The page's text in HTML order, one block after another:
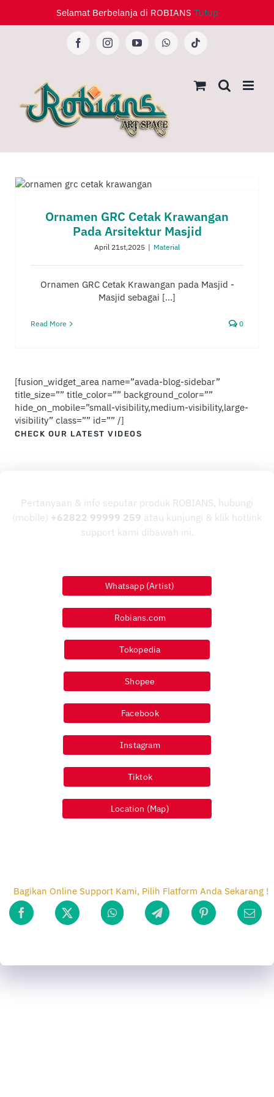
Selamat Berbelanja di ROBIANS Tutup
FacebookInstagramYouTubeWhatsAppTiktok
Ornamen GRC Cetak Krawangan
Pada Arsitektur Masjid
April 21st,2025 | Material
Ornamen GRC Cetak Krawangan pada Masjid -
Masjid sebagai [...]
Read More 0
[fusion_widget_area name=”avada-blog-sidebar”
title_size=”” title_color=”” background_color=””
hide_on_mobile=”small-visibility,medium-visibility,large-
visibility” class=”” id=”” /]
CHECK OUR LATEST VIDEOS
Pertanyaan & info seputar produk ROBIANS, hubungi
(mobile) +62822 99999 259 atau kunjungi & klik hotlink
support kami dibawah ini.
Whatsapp (Artist)
Robians.com
Tokopedia
Shopee
Facebook
Instagram
Tiktok
Location (Map)
Bagikan Online Support Kami, Pilih Flatform Anda Sekarang !